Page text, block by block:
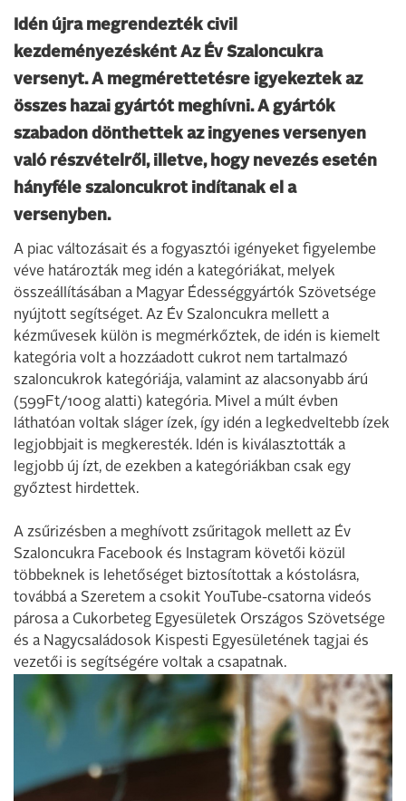
Idén újra megrendezték civil
kezdeményezésként Az Év Szaloncukra
versenyt. A megmérettetésre igyekeztek az
összes hazai gyártót meghívni. A gyártók
szabadon dönthettek az ingyenes versenyen
való részvételről, illetve, hogy nevezés esetén
hányféle szaloncukrot indítanak el a
versenyben.
A piac változásait és a fogyasztói igényeket figyelembe
véve határozták meg idén a kategóriákat, melyek
összeállításában a Magyar Édességgyártók Szövetsége
nyújtott segítséget. Az Év Szaloncukra mellett a
kézművesek külön is megmérkőztek, de idén is kiemelt
kategória volt a hozzáadott cukrot nem tartalmazó
szaloncukrok kategóriája, valamint az alacsonyabb árú
(599Ft/100g alatti) kategória. Mivel a múlt évben
láthatóan voltak sláger ízek, így idén a legkedveltebb ízek
legjobbjait is megkeresték. Idén is kiválasztották a
legjobb új ízt, de ezekben a kategóriákban csak egy
győztest hirdettek.
A zsűrizésben a meghívott zsűritagok mellett az Év
Szaloncukra Facebook és Instagram követői közül
többeknek is lehetőséget biztosítottak a kóstolásra,
továbbá a Szeretem a csokit YouTube-csatorna videós
párosa a Cukorbeteg Egyesületek Országos Szövetsége
és a Nagycsaládosok Kispesti Egyesületének tagjai és
vezetői is segítségére voltak a csapatnak.